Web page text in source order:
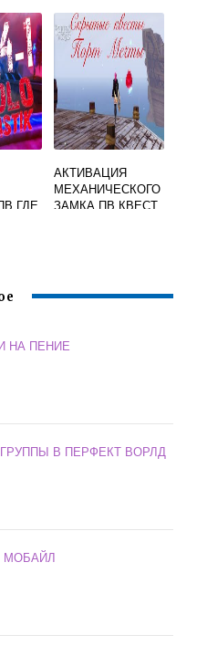
ГДЕ
АКТИВАЦИЯ
МЕХАНИЧЕСКОГО
ЗАМКА ПВ КВЕСТ
НА ПЕНИЕ
В ПЕРФЕКТ ВОРЛД
МОБАЙЛ